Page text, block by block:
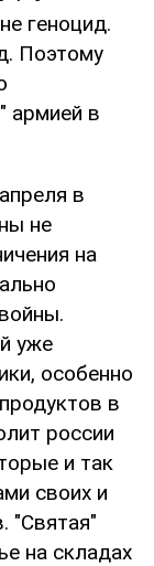
геноцид.
Поэтому
армией в
в
не
на
уже
особенно
в
россии
и так
своих и
"Святая"
на складах